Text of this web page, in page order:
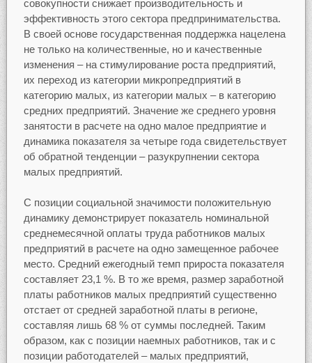
совокупности снижает производительность и
эффективность этого сектора предпринимательства.
В своей основе государственная поддержка нацелена
не только на количественные, но и качественные
изменения – на стимулирование роста предприятий,
их переход из категории микропредприятий в
категорию малых, из категории малых – в категорию
средних предприятий. Значение же среднего уровня
занятости в расчете на одно малое предприятие и
динамика показателя за четыре года свидетельствует
об обратной тенденции – разукрупнении сектора
малых предприятий.
С позиции социальной значимости положительную
динамику демонстрирует показатель номинальной
среднемесячной оплаты труда работников малых
предприятий в расчете на одно замещенное рабочее
место. Средний ежегодный темп прироста показателя
составляет 23,1 %. В то же время, размер заработной
платы работников малых предприятий существенно
отстает от средней заработной платы в регионе,
составляя лишь 68 % от суммы последней. Таким
образом, как с позиции наемных работников, так и с
позиции работодателей – малых предприятий,